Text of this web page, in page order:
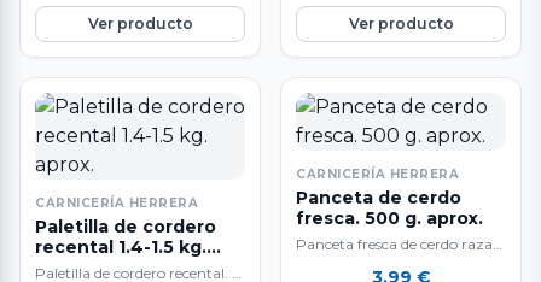
Ver producto Ver producto
CARNICERÍA HERRERA
Paletilla de cordero
recental 1.4-1.5 kg.
aprox.
Paletilla de cordero recental. A
CARNICERÍA HERRERA
Panceta de cerdo
fresca. 500 g. aprox.
Panceta fresca de cerdo raza
3,99 €